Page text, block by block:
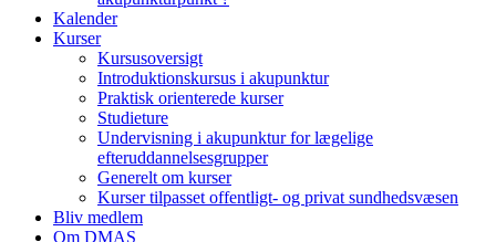
Kalender
Kurser
Kursusoversigt
Introduktionskursus i akupunktur
Praktisk orienterede kurser
Studieture
Undervisning i akupunktur for lægelige
efteruddannelsesgrupper
Generelt om kurser
Kurser tilpasset offentligt- og privat sundhedsvæsen
Bliv medlem
Om DMAS